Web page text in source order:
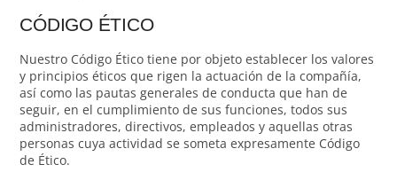
CÓDIGO ÉTICO
Nuestro Código Ético tiene por objeto establecer los valores
y principios éticos que rigen la actuación de la compañía,
así como las pautas generales de conducta que han de
seguir, en el cumplimiento de sus funciones, todos sus
administradores, directivos, empleados y aquellas otras
personas cuya actividad se someta expresamente Código
de Ético.